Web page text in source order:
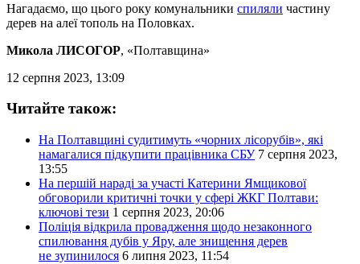
Нагадаємо, що цього року комунальники спиляли частину
дерев на алеї тополь на Половках.
Микола ЛИСОГОР, «Полтавщина»
12 серпня 2023, 13:09
Читайте також:
На Полтавщині судитимуть «чорних лісорубів», які
намагалися підкупити працівника СБУ 7 серпня 2023,
13:55
На першій нараді за участі Катерини Ямщикової
обговорили критичні точки у сфері ЖКГ Полтави:
ключові тези 1 серпня 2023, 20:06
Поліція відкрила провадження щодо незаконного
спилювання дубів у Яру, але знищення дерев
не зупинилося 6 липня 2023, 11:54